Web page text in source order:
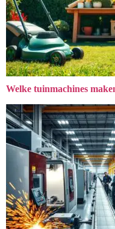
Welke tuinmachines